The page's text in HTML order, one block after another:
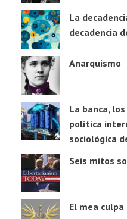
La
decadencia
Anarquismo
La banca,
política
sociológica
Seis mitos
El mea